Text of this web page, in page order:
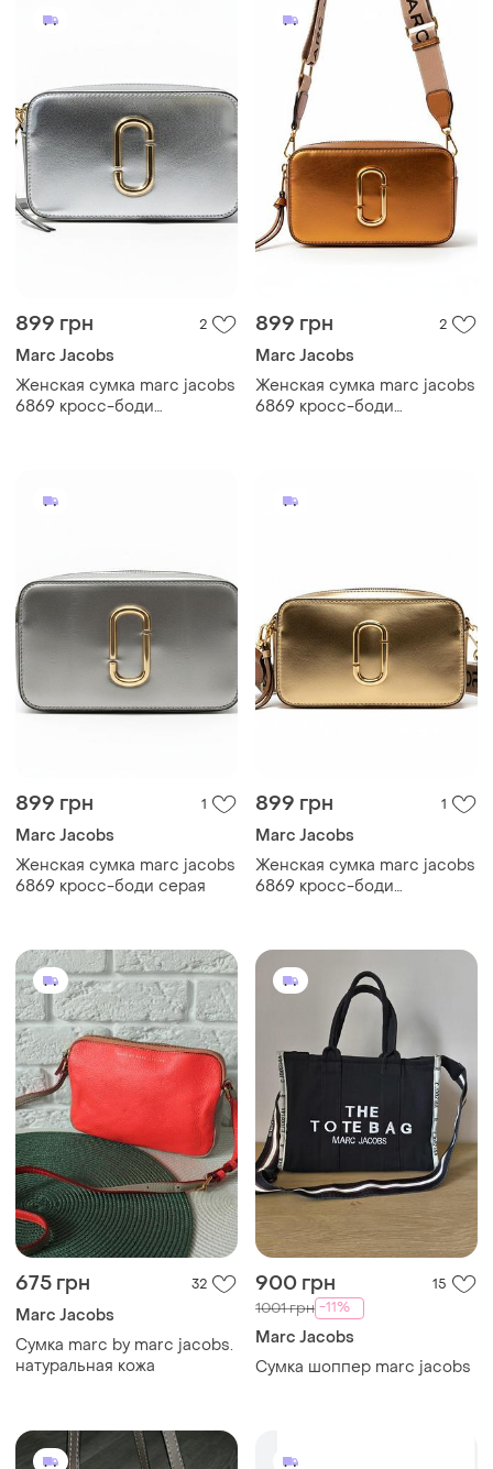
899 грн 2
Marc Jacobs
Женская сумка marc jacobs
6869 кросс-боди
899 грн 2
Marc Jacobs
Женская сумка marc jacobs
6869 кросс-боди
899 грн 1
Marc Jacobs
Женская сумка marc jacobs
6869 кросс-боди серая
899 грн 1
Marc Jacobs
Женская сумка marc jacobs
6869 кросс-боди
675 грн 32
Marc Jacobs
Сумка marc by marc jacobs.
натуральная кожа
900 грн 15
1001 грн -11%
Marc Jacobs
Сумка шоппер marc jacobs